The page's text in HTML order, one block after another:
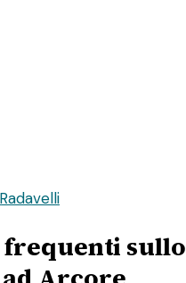
frequenti sullo